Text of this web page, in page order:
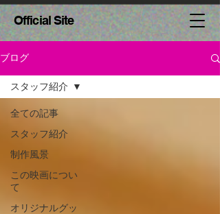
Official Site
ブログ
全ての記事
スタッフ紹介
制作風景
この映画につい
て
オリジナルグッ
スタッフ紹介